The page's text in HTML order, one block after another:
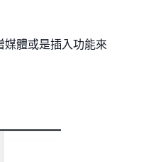
體或是插入功能來